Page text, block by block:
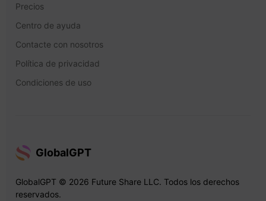
Precios
Centro de ayuda
Contacte con nosotros
Política de privacidad
Condiciones de uso
GlobalGPT
GlobalGPT © 2026 Future Share LLC. Todos los derechos
reservados.